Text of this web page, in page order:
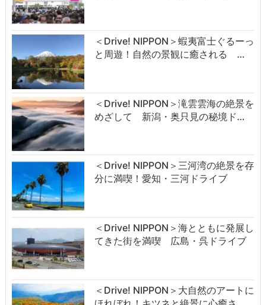
＜Drive! NIPPON＞蝦夷富士ぐるーっ
と周遊！自然の景観に癒される …
＜Drive! NIPPON＞滝雲雲海の絶景を
めざして 新潟・奥只見の秘境ド…
＜Drive! NIPPON＞三河湾の絶景を存
分に満喫！愛知・三河ドライブ
＜Drive! NIPPON＞海とともに発展し
てきた街を満喫 広島・呉ドライブ
＜Drive! NIPPON＞大自然のアートに